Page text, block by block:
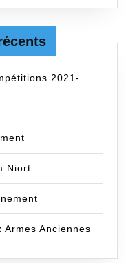
2021-
Niort
Armes Anciennes